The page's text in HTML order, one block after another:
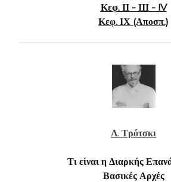
Κεφ. ΙΙ - ΙΙΙ - IV
Κεφ. ΙΧ (Αποσπ.)
Λ. Τρότσκι
Τι είναι η Διαρκής
Βασικές Αρχές